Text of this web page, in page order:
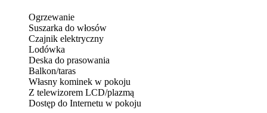
Ogrzewanie
Suszarka do włosów
Czajnik elektryczny
Lodówka
Deska do prasowania
Balkon/taras
Własny kominek w pokoju
Z telewizorem LCD/plazmą
Dostęp do Internetu w pokoju